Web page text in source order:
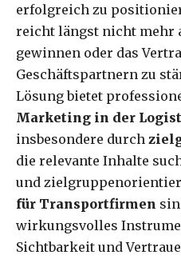
erfolgreich zu
reicht längst nicht mehr
gewinnen oder das
Geschäftspartnern zu
Lösung bietet
Marketing in der
insbesondere durch
die relevante Inhalte
und
für Transportfirmen
wirkungsvolles
Sichtbarkeit und